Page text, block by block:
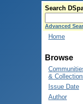
Search
Advanced
Home
Browse
&
Issue Date
Author